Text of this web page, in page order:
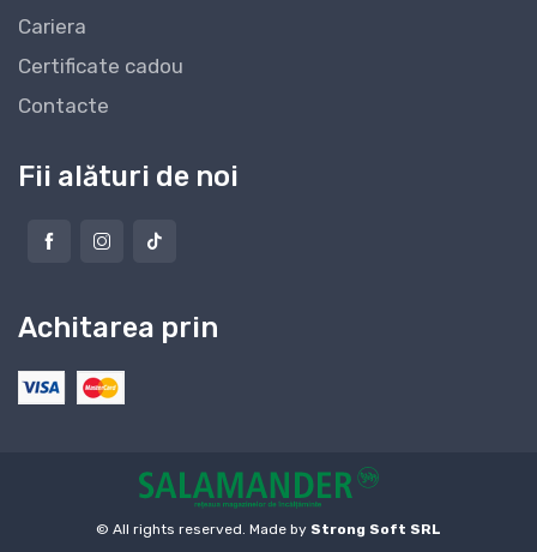
Cariera
Certificate cadou
Contacte
Fii alături de noi
Achitarea prin
© All rights reserved. Made by Strong Soft SRL